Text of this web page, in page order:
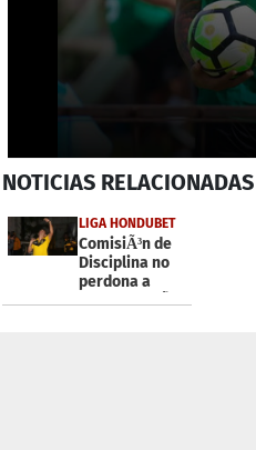
seconds
1
minute,
8
Volume
NOTICIAS RELACIONADAS
LIGA HONDUBET
ComisiÃ³n de
Disciplina no
perdona a
Alfredo MejÃ­a